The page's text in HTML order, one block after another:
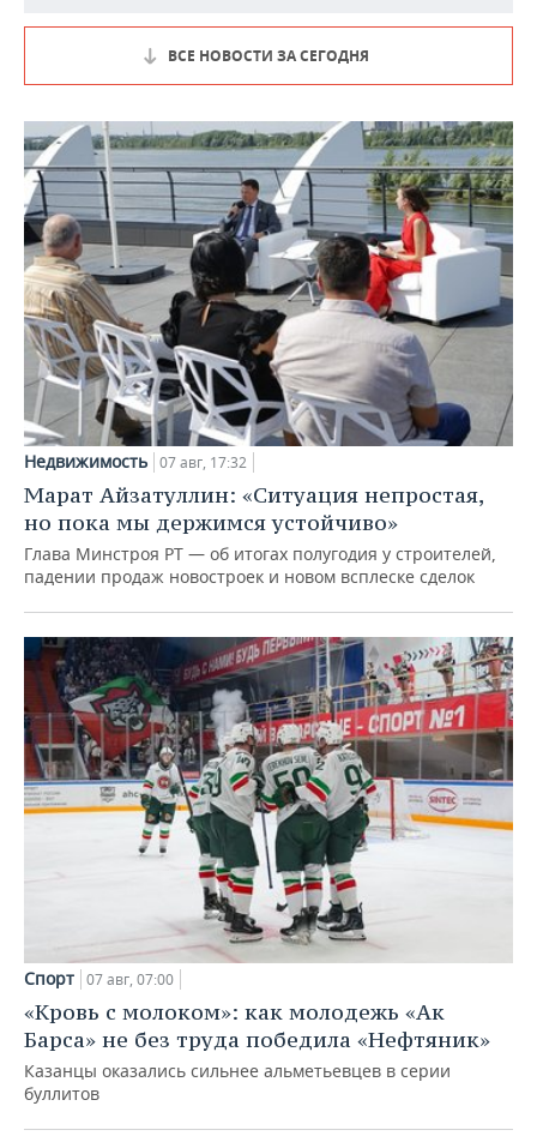
ВСЕ НОВОСТИ ЗА СЕГОДНЯ
Недвижимость 07 авг, 17:32
Марат Айзатуллин: «Ситуация непростая,
но пока мы держимся устойчиво»
Глава Минстроя РТ — об итогах полугодия у строителей,
падении продаж новостроек и новом всплеске сделок
Спорт 07 авг, 07:00
«Кровь с молоком»: как молодежь «Ак
Барса» не без труда победила «Нефтяник»
Казанцы оказались сильнее альметьевцев в серии
буллитов